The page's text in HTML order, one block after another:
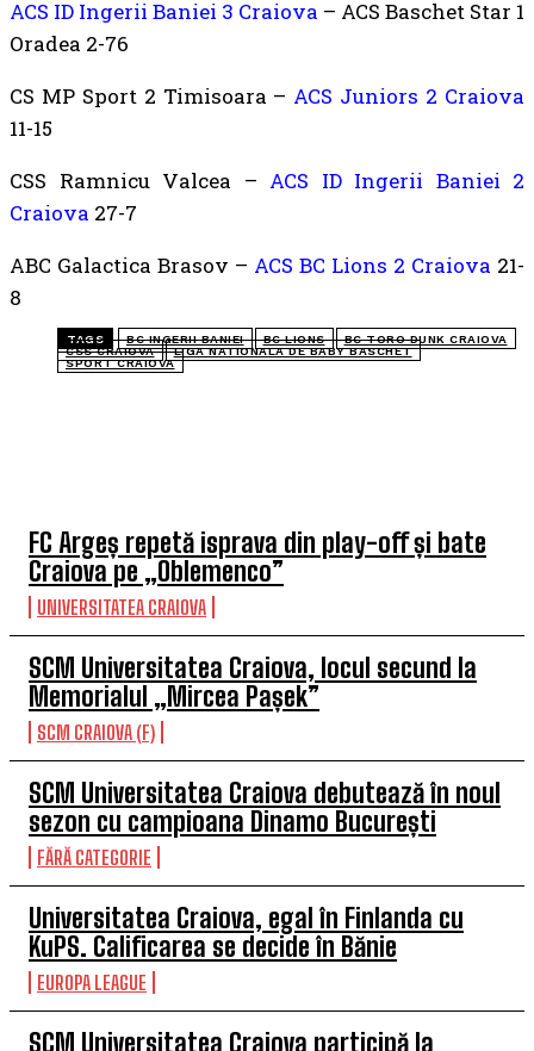
FC Argeș repetă isprava din play-off și bate
Craiova pe „Oblemenco”
UNIVERSITATEA CRAIOVA
SCM Universitatea Craiova, locul secund la
Memorialul „Mircea Pașek”
SCM CRAIOVA (F)
SCM Universitatea Craiova debutează în noul
sezon cu campioana Dinamo București
FĂRĂ CATEGORIE
Universitatea Craiova, egal în Finlanda cu
KuPS. Calificarea se decide în Bănie
EUROPA LEAGUE
SCM Universitatea Craiova participă la
ACS ID Ingerii Baniei 3 Craiova – ACS Baschet Star 1
Oradea 2-76
CS MP Sport 2 Timisoara – ACS Juniors 2 Craiova
11-15
CSS Ramnicu Valcea – ACS ID Ingerii Baniei 2
Craiova 27-7
ABC Galactica Brasov – ACS BC Lions 2 Craiova 21-
8
TAGS BC INGERII BANIEI BC LIONS
BC TORO DUNK CRAIOVA
CSS CRAIOVA
LIGA NATIONALA DE BABY BASCHET
SPORT CRAIOVA